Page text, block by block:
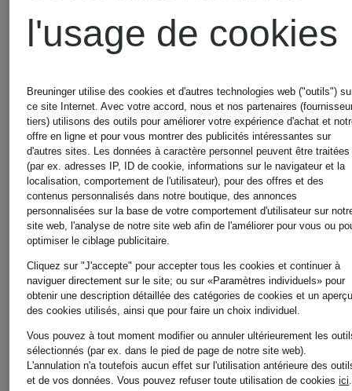
Combinaisons
pour Femmes
Costumes
de
mariage
pour
Hommes
pour
Femmes
Sneakers
pour
Femmes
l'usage de cookies
Breuninger utilise des cookies et d'autres technologies web ("outils")
ce site Internet. Avec votre accord, nous et nos partenaires
tiers) utilisons des outils pour améliorer votre expérience d'achat et
offre en ligne et pour vous montrer des publicités intéressantes sur
d'autres sites. Les données à caractère personnel peuvent être traitées
(par ex. adresses IP, ID de cookie, informations sur le navigateur et la
localisation, comportement de l'utilisateur), pour des offres et des
contenus personnalisés dans notre boutique, des annonces
personnalisées sur la base de votre comportement d'utilisateur sur
site web, l'analyse de notre site web afin de l'améliorer pour vous ou
optimiser le ciblage publicitaire.
Cliquez sur "J'accepte" pour accepter tous les cookies et continuer à
naviguer directement sur le site; ou sur «Paramètres individuels» pour
obtenir une description détaillée des catégories de cookies et un
des cookies utilisés, ainsi que pour faire un choix individuel.
Vous pouvez à tout moment modifier ou annuler ultérieurement les
sélectionnés (par ex. dans le pied de page de notre site web).
L'annulation n'a toutefois aucun effet sur l'utilisation antérieure des
et de vos données.Vous pouvez refuser toute utilisation de cookiesici.